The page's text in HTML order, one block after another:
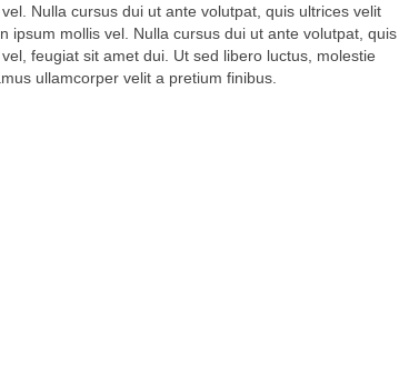
Nulla cursus dui ut ante volutpat, quis ultrices velit
ipsum mollis vel. Nulla cursus dui ut ante volutpat, quis
feugiat sit amet dui. Ut sed libero luctus, molestie
ullamcorper velit a pretium finibus.